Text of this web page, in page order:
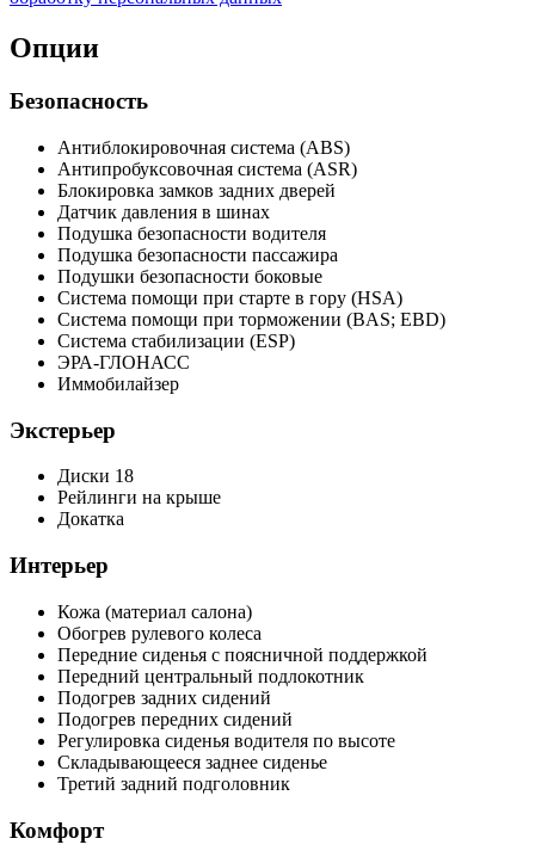
Опции
Безопасность
Антиблокировочная система (ABS)
Антипробуксовочная система (ASR)
Блокировка замков задних дверей
Датчик давления в шинах
Подушка безопасности водителя
Подушка безопасности пассажира
Подушки безопасности боковые
Система помощи при старте в гору (HSA)
Система помощи при торможении (BAS; EBD)
Система стабилизации (ESP)
ЭРА-ГЛОНАСС
Иммобилайзер
Экстерьер
Диски 18
Рейлинги на крыше
Докатка
Интерьер
Кожа (материал салона)
Обогрев рулевого колеса
Передние сиденья с поясничной поддержкой
Передний центральный подлокотник
Подогрев задних сидений
Подогрев передних сидений
Регулировка сиденья водителя по высоте
Складывающееся заднее сиденье
Третий задний подголовник
Комфорт